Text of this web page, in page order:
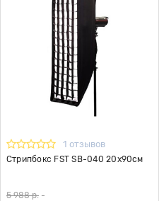
1 отзывов
Стрипбокс FST SB-040 20x90см
5 988 р. -